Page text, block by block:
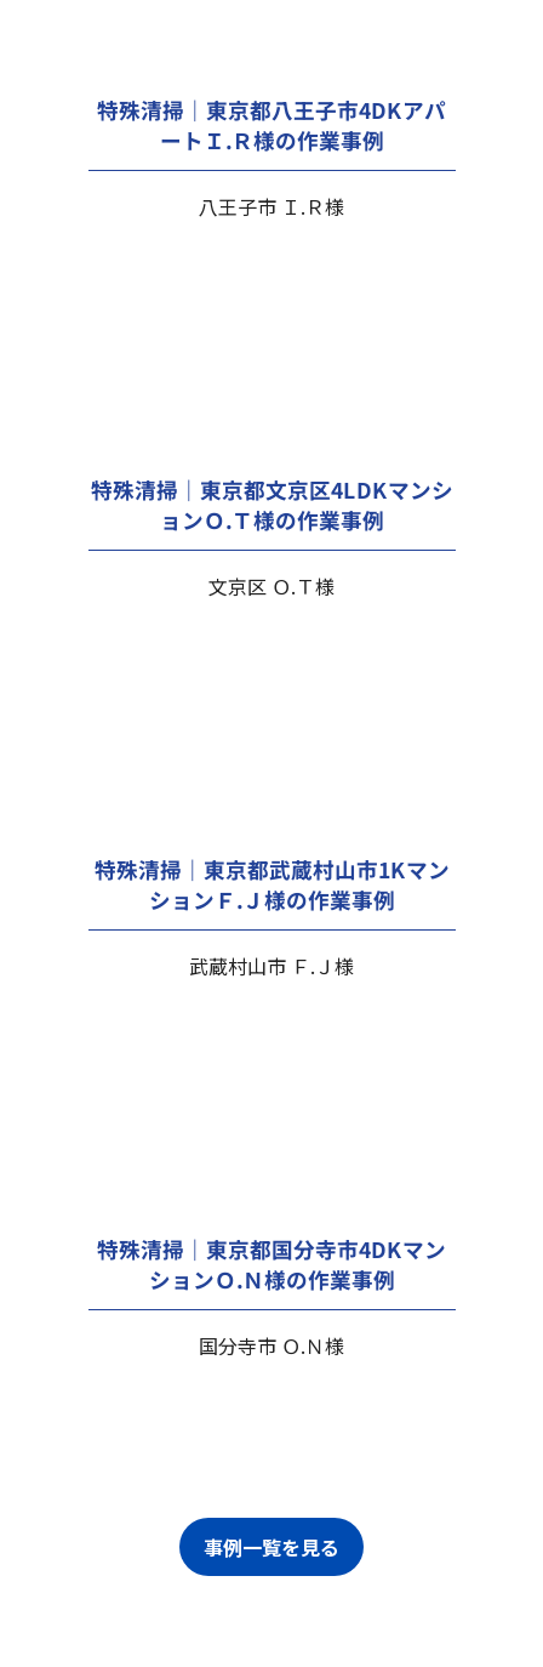
特殊清掃｜東京都八王子市4DKアパ
ートＩ.Ｒ様の作業事例
八王子市 Ｉ.Ｒ様
特殊清掃｜東京都文京区4LDKマンシ
ョンＯ.Ｔ様の作業事例
文京区 Ｏ.Ｔ様
特殊清掃｜東京都武蔵村山市1Kマン
ションＦ.Ｊ様の作業事例
武蔵村山市 Ｆ.Ｊ様
特殊清掃｜東京都国分寺市4DKマン
ションＯ.Ｎ様の作業事例
国分寺市 Ｏ.Ｎ様
事例一覧を見る